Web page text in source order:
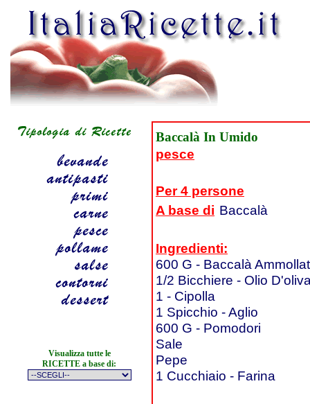
Visualizza tutte le
RICETTE a base di:
Baccalà In Umido
pesce
Per 4 persone
A base di Baccalà
Ingredienti:
600 G - Baccalà
1/2 Bicchiere - Olio
1 - Cipolla
1 Spicchio - Aglio
600 G - Pomodori
Sale
Pepe
1 Cucchiaio - Farina